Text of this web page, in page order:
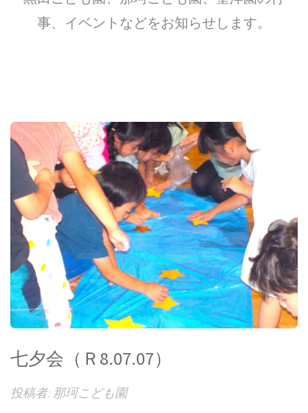
事、イベントなどをお知らせします。
七夕会（Ｒ8.07.07）
投稿者: 那珂こども園